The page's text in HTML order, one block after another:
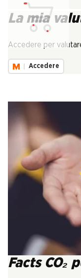
La mia
Accedere per
Accedere
Facts CO₂